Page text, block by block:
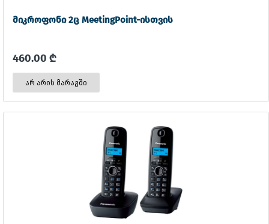
მიკროფონი 2ც MeetingPoint-ისთვის
460.00 ₾
არ არის მარაგში